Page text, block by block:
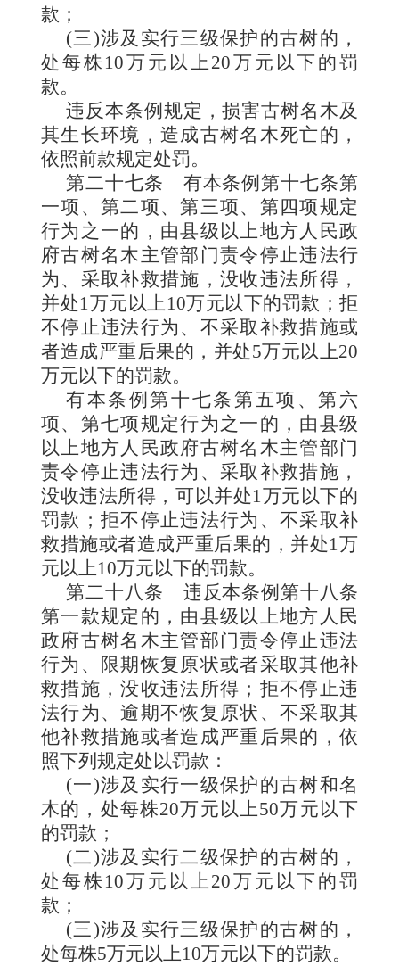
款；
(三)涉及实行三级保护的古树的，
处每株10万元以上20万元以下的罚
款。
违反本条例规定，损害古树名木及
其生长环境，造成古树名木死亡的，
依照前款规定处罚。
第二十七条 有本条例第十七条第
一项、第二项、第三项、第四项规定
行为之一的，由县级以上地方人民政
府古树名木主管部门责令停止违法行
为、采取补救措施，没收违法所得，
并处1万元以上10万元以下的罚款；拒
不停止违法行为、不采取补救措施或
者造成严重后果的，并处5万元以上20
万元以下的罚款。
有本条例第十七条第五项、第六
项、第七项规定行为之一的，由县级
以上地方人民政府古树名木主管部门
责令停止违法行为、采取补救措施，
没收违法所得，可以并处1万元以下的
罚款；拒不停止违法行为、不采取补
救措施或者造成严重后果的，并处1万
元以上10万元以下的罚款。
第二十八条 违反本条例第十八条
第一款规定的，由县级以上地方人民
政府古树名木主管部门责令停止违法
行为、限期恢复原状或者采取其他补
救措施，没收违法所得；拒不停止违
法行为、逾期不恢复原状、不采取其
他补救措施或者造成严重后果的，依
照下列规定处以罚款：
(一)涉及实行一级保护的古树和名
木的，处每株20万元以上50万元以下
的罚款；
(二)涉及实行二级保护的古树的，
处每株10万元以上20万元以下的罚
款；
(三)涉及实行三级保护的古树的，
处每株5万元以上10万元以下的罚款。